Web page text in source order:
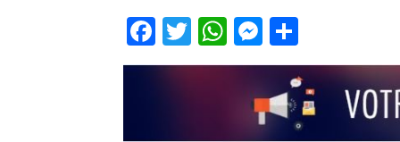
Facebook
TwitterWhatsApp